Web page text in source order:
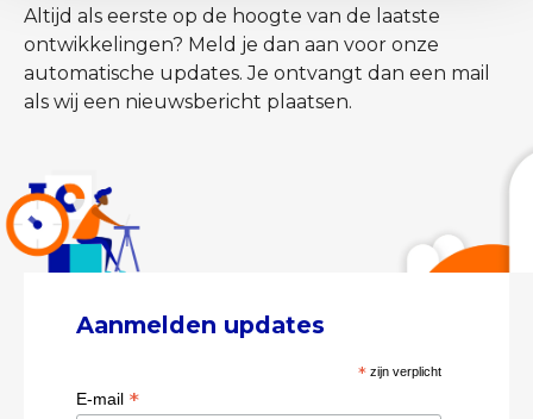
Altijd als eerste op de hoogte van de laatste
ontwikkelingen? Meld je dan aan voor onze
automatische updates. Je ontvangt dan een mail
als wij een nieuwsbericht plaatsen.
Aanmelden updates
* zijn verplicht
E-mail *